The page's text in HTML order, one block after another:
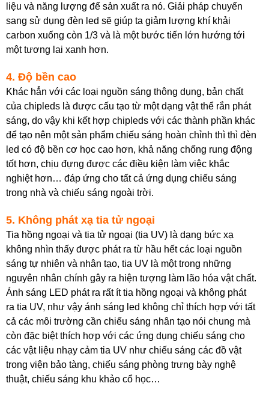
liệu và năng lượng để sản xuất ra nó. Giải pháp chuyển
sang sử dụng đèn led sẽ giúp ta giảm lượng khí khải
carbon xuống còn 1/3 và là một bước tiến lớn hướng tới
một tương lai xanh hơn.
4. Độ bền cao
Khác hẳn với các loại nguồn sáng thông dụng, bản chất
của chipleds là được cấu tạo từ một dạng vật thể rắn phát
sáng, do vậy khi kết hợp chipleds với các thành phần khác
để tạo nên một sản phẩm chiếu sáng hoàn chỉnh thì thì đèn
led có độ bền cơ học cao hơn, khả năng chống rung động
tốt hơn, chịu đựng được các điều kiện làm việc khắc
nghiệt hơn… đáp ứng cho tất cả ứng dụng chiếu sáng
trong nhà và chiếu sáng ngoài trời.
5. Không phát xạ tia tử ngoại
Tia hồng ngoại và tia tử ngoại (tia UV) là dạng bức xạ
không nhìn thấy được phát ra từ hầu hết các loại nguồn
sáng tự nhiên và nhân tạo, tia UV là một trong những
nguyên nhân chính gây ra hiện tượng làm lão hóa vật chất.
Ánh sáng LED phát ra rất ít tia hồng ngoại và không phát
ra tia UV, như vậy ánh sáng led không chỉ thích hợp với tất
cả các môi trường cần chiếu sáng nhân tạo nói chung mà
còn đặc biệt thích hợp với các ứng dụng chiếu sáng cho
các vật liệu nhạy cảm tia UV như chiếu sáng các đồ vật
trong viện bảo tàng, chiếu sáng phòng trưng bày nghệ
thuật, chiếu sáng khu khảo cổ học…